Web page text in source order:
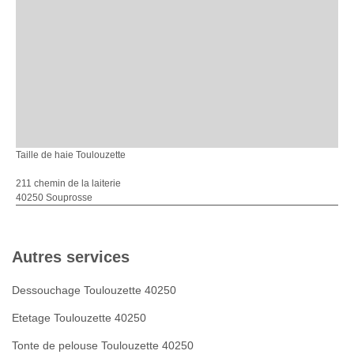
Taille de haie Toulouzette
211 chemin de la laiterie
40250 Souprosse
Autres services
Dessouchage Toulouzette 40250
Etetage Toulouzette 40250
Tonte de pelouse Toulouzette 40250